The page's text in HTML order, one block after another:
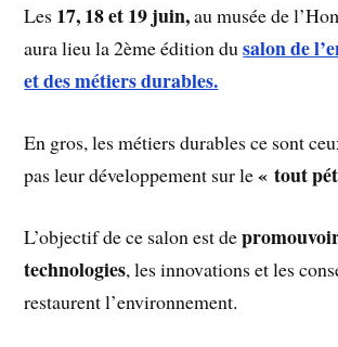
Les 17, 18 et 19 juin,au musée de
aura lieu la 2ème édition dusalon de
et des métiers durables.
En gros, les métiers durables ce sont
pas leur développement sur le« tout
L’objectif de ce salon est de
technologies, les innovations et les
restaurent l’environnement.